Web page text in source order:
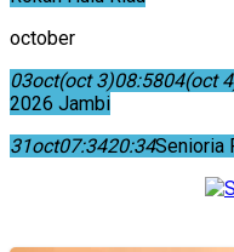
october
03oct(oct 3)08:5804(oct
2026 Jambi
31oct07:3420:34Senioria